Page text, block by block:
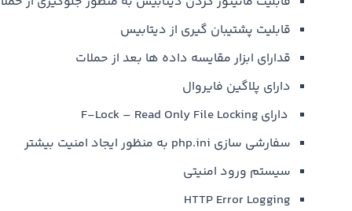
قابلیت پشتیبان گیری از دیتابیس
قدارای ابزار مقایسه داده ها بعد از حملات
دارای پلاگین فایروال
دارای F-Lock – Read Only File Locking
سفارشی سازی php.ini به منظور ایجاد امنیت بیشتر
سیستم ورود امنیتی
HTTP Error Logging